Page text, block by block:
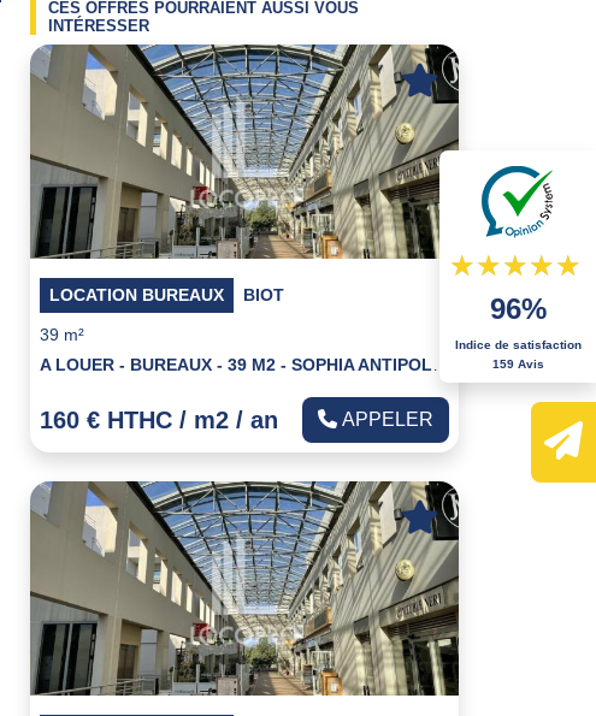
CES OFFRES POURRAIENT AUSSI VOUS
INTÉRESSER
LOCATION BUREAUX BIOT
39 m²
160 € HTHC / m2 / an APPELER
96%
Indice de satisfaction
159 Avis